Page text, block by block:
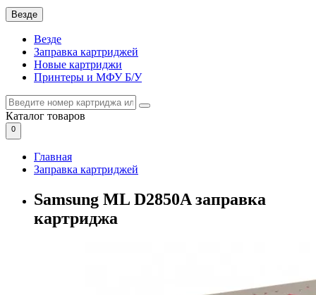
Везде
Везде
Заправка картриджей
Новые картриджи
Принтеры и МФУ Б/У
Каталог товаров
0
Главная
Заправка картриджей
Samsung ML D2850A заправка
картриджа